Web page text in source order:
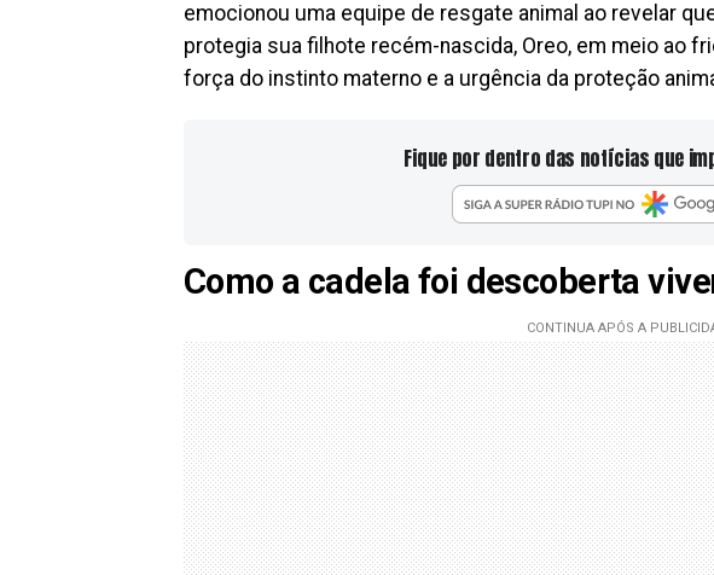
emocionou uma equipe de resgate animal ao revelar
protegia sua filhote recém-nascida, Oreo, em meio ao
força do instinto materno e a urgência da proteção
Fique por dentro das notícias que
Como a cadela foi descoberta